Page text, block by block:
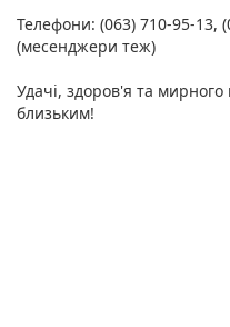
Телефони: (063) 710-95-13,
(месенджери теж)
Удачі, здоров'я та
близьким!